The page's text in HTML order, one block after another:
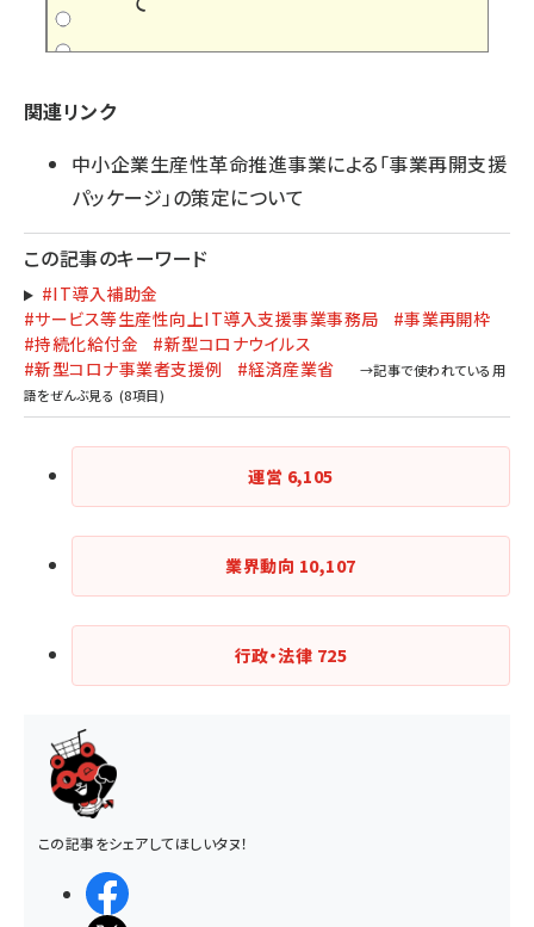
関連リンク
中小企業生産性革命推進事業による「事業再開支援
パッケージ」の策定について
この記事のキーワード
#IT導入補助金
#サービス等生産性向上IT導入支援事業事務局
#事業再開枠
#持続化給付金
#新型コロナウイルス
#新型コロナ事業者支援例
#経済産業省
運営 6,105
業界動向 10,107
行政・法律 725
この記事をシェアしてほしいタヌ！